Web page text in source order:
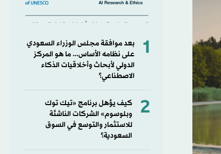
1
بعد موافقة مجلس الوزراء السعودي
على نظامه الأساس... ما ‏هو المركز
الدولي لأبحاث وأخلاقيات الذكاء
الاصطناعي؟
2
كيف يؤهل برنامج «تيك توك
وبلوسوم» الشركات الناشئة
للاستثمار والتوسع في السوق
السعودية؟